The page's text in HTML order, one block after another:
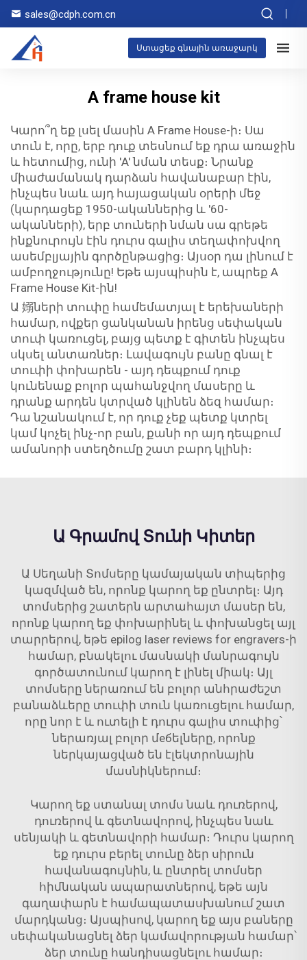
sales@cdph.com.cn
Ստացեք գնային առաջարկ
A frame house kit
Կարո՞ղ եք լսել մասին A Frame House-ի։ Սա
տուն է, որը, երբ դուք տեսնում եք դրա առաջին
և հետումից, ունի 'A' նման տեսք։ Նրանք
միաժամանակ դարձան հավանաբար էին,
ինչպես նաև այդ հայացական օրերի մեջ
(կարդացեք 1950-ականներից և '60-
ականների), երբ տուների նման սա գրեթե
ինքնուրույն էին դուրս գալիս տեղափոխվող
ասեմբլյային գործընթացից։ Այսօր դա լինում է
ամբողջությունը! Եթե այսպիսին է, ապրեք A
Frame House Kit-ին!
Ա 嫋ների տուփը համեմատյալ է երեխաների
համար, ովքեր ցանկանան իրենց սեփական
տուփ կառուցել, բայց պետք է գիտեն ինչպես
սկսել անտառներ։ Լավագույն բանը գնալ է
տուփի փոխարեն - այդ դեպքում դուք
կունենաք բոլոր պահանջվող մասերը և
դրանք արդեն կտրված կլինեն ձեզ համար։
Դա նշանակում է, որ դուք չեք պետք կտրել
կամ կոչել ինչ-որ բան, քանի որ այդ դեպքում
ամանորի ստեղծումը շատ բարդ կլինի։
Ա Գրամով Տունի Կիտեր
Ա Սեղանի Տոմսերը կամայական տիպերից
կազմված են, որոնք կարող եք ընտրել։ Այդ
տոմսերից շատերն արտահայտ մասեր են,
որոնք կարող եք փոխարինել և փոխանցել այլ
տարրերով, եթե epilog laser reviews for engravers-ի
համար, բնակելու մասնակի մանրագույն
գործատունում կարող է լինել միակ։ Այլ
տոմսերը ներառում են բոլոր անհրաժեշտ
բանաձևերը տուփի տուն կառուցելու համար,
որը նոր է և ուտելի է դուրս գալիս տուփից՝
ներառյալ բոլոր մебելները, որոնք
ներկայացված են էլեկտրոնային
մասնիկներում։
Կարող եք ստանալ տոմս նաև դուռերով,
դուռերով և գետնավորով, ինչպես նաև
սենյակի և գետնավորի համար։ Դուրս կարող
եք դուրս բերել տունը ձեր սիրուն
հավանագույնին, և ընտրել տոմսեր
հիմնական ապարատներով, եթե այն
գաղափարն է համապատասխանում շատ
մարդկանց։ Այսպիսով, կարող եք այս բաները
սեփականացնել ձեր կամավորության համար՝
ձեր տունը հանդիսացնելու համար։